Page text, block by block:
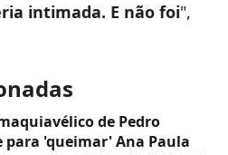
intimada. E não foi",
de Pedro
para 'queimar' Ana Paula